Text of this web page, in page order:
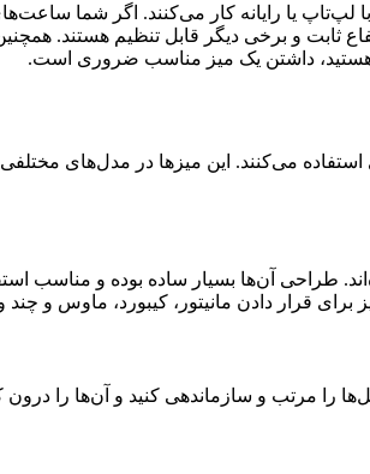
لپ‌تاپ یا رایانه کار می‌کنند. اگر شما
ثابت و برخی دیگر قابل تنظیم هستند.
هستید، داشتن یک میز مناسب ضروری است.
می‌کنند. این میزها در مدل‌های
طراحی آن‌ها بسیار ساده بوده و مناسب
قرار دادن مانیتور، کیبورد، ماوس و چند
را مرتب و سازماندهی کنید و آن‌ها را